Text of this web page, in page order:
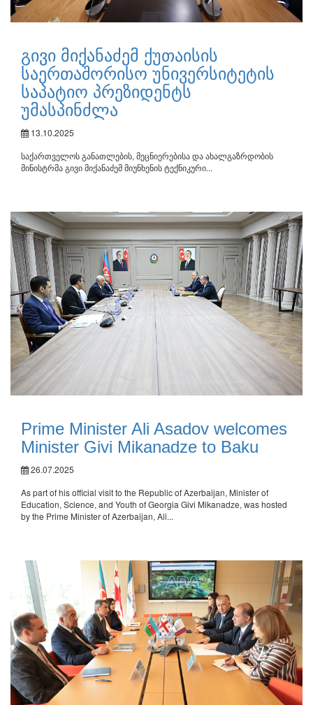
გივი მიქანაძემ ქუთაისის
საერთაშორისო უნივერსიტეტის
საპატიო პრეზიდენტს
უმასპინძლა
13.10.2025
საქართველოს განათლების, მეცნიერებისა და ახალგაზრდობის
მინისტრმა გივი მიქანაძემ მიუნხენის ტექნიკური...
Prime Minister Ali Asadov welcomes
Minister Givi Mikanadze to Baku
26.07.2025
As part of his official visit to the Republic of Azerbaijan, Minister of
Education, Science, and Youth of Georgia Givi Mikanadze, was hosted
by the Prime Minister of Azerbaijan, Ali...